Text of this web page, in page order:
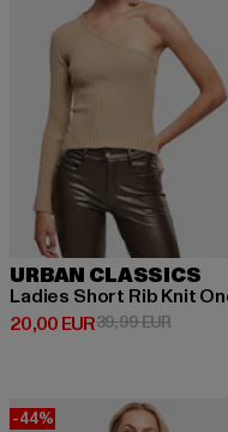
URBAN CLASSICS
20,00 EUR
Derzeitiger Preis: 20,00
39,99 EUR
-44%